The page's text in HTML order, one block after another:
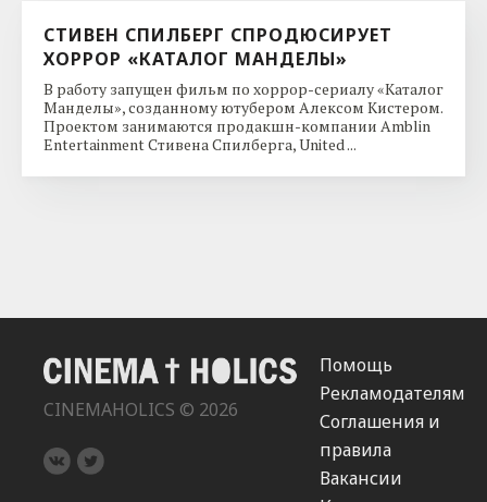
СТИВЕН СПИЛБЕРГ СПРОДЮСИРУЕТ
ХОРРОР «КАТАЛОГ МАНДЕЛЫ»
В работу запущен фильм по хоррор-сериалу «Каталог
Манделы», созданному ютубером Алексом Кистером.
Проектом занимаются продакшн-компании Amblin
Entertainment Стивена Спилберга, United ...
CINEMAHOLICS © 2026
Помощь
Рекламодателям
Соглашения и
правила
Вакансии